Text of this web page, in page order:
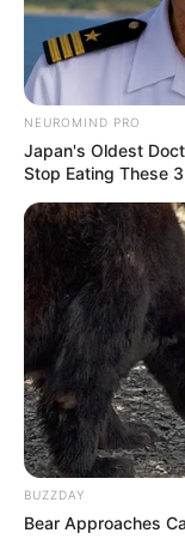
NEUROMIND PRO
Japan's Oldest
Stop Eating These
BUZZDAY
Bear Approaches